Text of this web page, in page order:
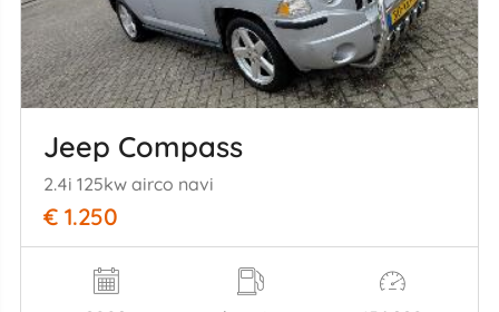
Jeep Compass
2.4i 125kw airco navi
€ 1.250